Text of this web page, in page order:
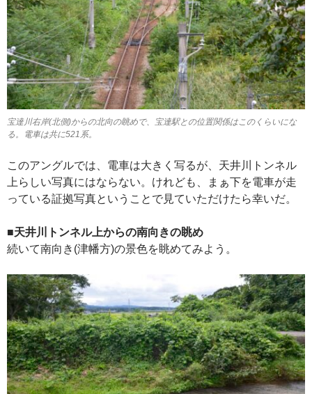
宝達川右岸(北側)からの北向の眺めで、宝達駅との位置関係はこのくらいにな
る。電車は共に521系。
このアングルでは、電車は大きく写るが、天井川トンネル
上らしい写真にはならない。けれども、まぁ下を電車が走
っている証拠写真ということで見ていただけたら幸いだ。
■天井川トンネル上からの南向きの眺め
続いて南向き(津幡方)の景色を眺めてみよう。